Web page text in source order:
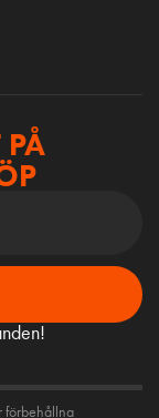
PÅ
förbehållna